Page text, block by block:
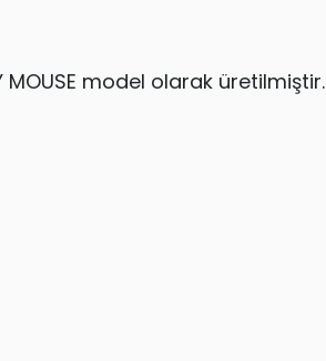
model olarak üretilmiştir.